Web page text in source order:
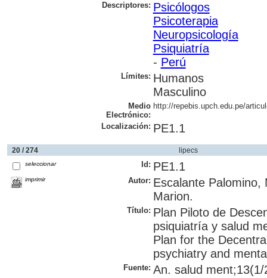
Descriptores: Psicólogos
Psicoterapia
Neuropsicología
Psiquiatría
- Perú
Límites: Humanos
Masculino
Medio
Electrónico:
http://repebis.upch.edu.pe/
Localización: PE1.1
20 / 274 lipecs
seleccionar
imprimir
Id: PE1.1
Autor: Escalante Palomino,
Marion.
Título: Plan Piloto de
psiquiatría y salud
Plan for the
psychiatry and
Fuente: An. salud